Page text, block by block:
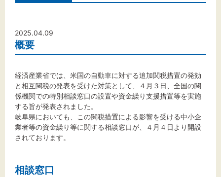
背景色
黒 白 黄
2025.04.09
概要
経済産業省では、米国の自動車に対する追加関税措置の発効
と相互関税の発表を受けた対策として、４月３日、全国の関
係機関での特別相談窓口の設置や資金繰り支援措置等を実施
する旨が発表されました。
岐阜県においても、この関税措置による影響を受ける中小企
業者等の資金繰り等に関する相談窓口が、４月４日より開設
されております。
相談窓口